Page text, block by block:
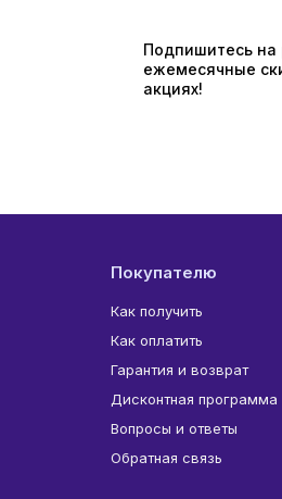
Подпишитесь на
ежемесячные
акциях!
Покупателю
Как получить
Как оплатить
Гарантия и возврат
Дисконтная программа
Вопросы и ответы
Обратная связь